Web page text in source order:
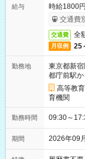
給与
時給1800
交通費
交通費 全
月収例 25
勤務地
東京都新宿
都庁前駅
高等教
育機関
勤務時間 09:30～
期間 2026年09